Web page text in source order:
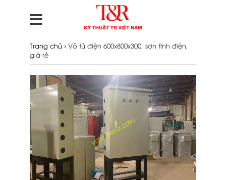
Trang chủ › Vỏ tủ điện 600x800x300, sơn tĩnh điện,
giá rẻ